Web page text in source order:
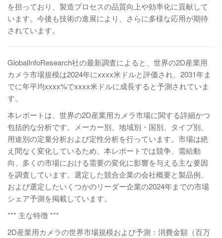
を担っており、製造プロセスの品質向上や効率化に貢献して
います。今後も技術の進展により、さらに多様な応用が期待
されています。
GlobalInfoResearch社の最新調査によると、世界の2D産業用
カメラ市場規模は2024年にxxxx米ドルと評価され、2031年ま
でに年平均xxxx%でxxxx米ドルに成長すると予測されていま
す。
本レポートは、世界の2D産業用カメラ市場に関する詳細かつ
包括的な分析です。メーカー別、地域別・国別、タイプ別、
用途別の定量分析および定性分析を行っています。市場は絶
え間なく変化しているため、本レポートでは競争、需給動
向、多くの市場における需要の変化に影響を与える主な要因
を調査しています。選定した競合企業の会社概要と製品例、
および選定したいくつかのリーダー企業の2024年までの市場
シェア予測を掲載しています。
*** 主な特徴 ***
2D産業用カメラの世界市場規模および予測：消費金額（百万